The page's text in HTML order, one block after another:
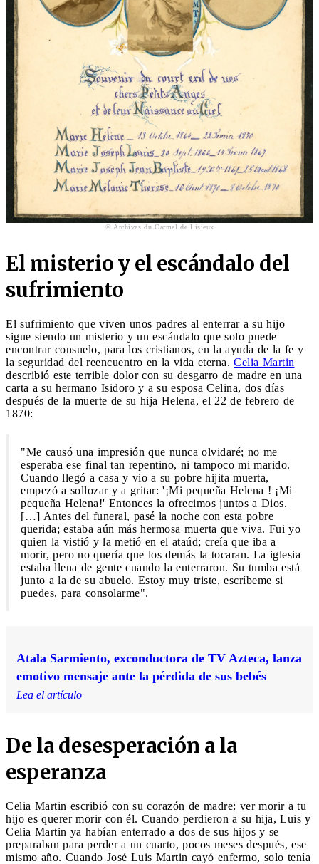
© Archives du Carmel de Lisieux
El misterio y el escándalo del
sufrimiento
El sufrimiento que viven unos padres al enterrar a su hijo
sigue siendo un misterio y un escándalo que solo puede
encontrar consuelo, para los cristianos, en la ayuda de la fe y
la seguridad del reencuentro en la vida eterna. Celia Martin
describió este terrible dolor con su desgarro de madre en una
carta a su hermano Isidoro y a su esposa Celina, dos días
después de la muerte de su hija Helena, el 22 de febrero de
1870:
"Me causó una impresión que nunca olvidaré; no me
esperaba ese final tan repentino, ni tampoco mi marido.
Cuando llegó a casa y vio a su pobre hijita muerta,
empezó a sollozar y a gritar: '¡Mi pequeña Helena ! ¡Mi
pequeña Helena!' Entonces la ofrecimos juntos a Dios.
[…] Antes del funeral, pasé la noche con esta pobre
querida; estaba aún más hermosa muerta que viva. Fui yo
quien la vistió y la metió en el ataúd; creía que iba a
morir, pero no quería que los demás la tocaran. La iglesia
estaba llena de gente cuando la enterraron. Su tumba está
junto a la de su abuelo. Estoy muy triste, escríbeme si
puedes, para consolarme".
Atala Sarmiento, exconductora de TV Azteca, lanza
emotivo mensaje ante la pérdida de sus bebés
Lea el artículo
De la desesperación a la
esperanza
Celia Martin escribió con su corazón de madre: ver morir a tu
hijo es querer morir con él. Cuando perdieron a su hija, Luis y
Celia Martin ya habían enterrado a dos de sus hijos y se
preparaban para perder a un cuarto, pocos meses después, ese
mismo año. Cuando José Luis Martin cayó enfermo, solo tenía